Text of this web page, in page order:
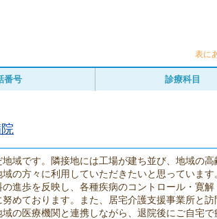
表に
番号 診療科目
域です。隣接地には工場が建ち並び、地域の高
の方々に利用していただきたいと思っています
進歩を反映し、各種疾病のコントロール・寛解
めております。また、居宅介護支援事業所と訪
の医療機関と連携しながら、退院後にご自宅で